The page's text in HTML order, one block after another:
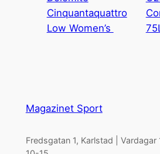
Cinquantaquattro
Low Women’s
Magazinet Sport
Fredsgatan 1, Karlstad |